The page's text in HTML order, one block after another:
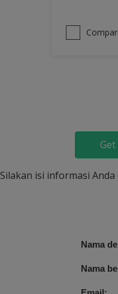
Silakan isi informasi